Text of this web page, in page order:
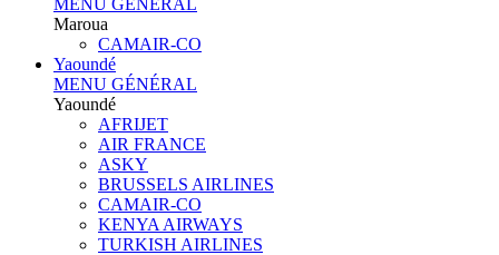
MENU GÉNÉRAL
Maroua
CAMAIR-CO
Yaoundé
MENU GÉNÉRAL
Yaoundé
AFRIJET
AIR FRANCE
ASKY
BRUSSELS AIRLINES
CAMAIR-CO
KENYA AIRWAYS
TURKISH AIRLINES